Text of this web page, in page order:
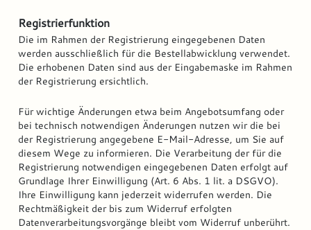
Registrierfunktion
Die im Rahmen der Registrierung eingegebenen Daten
werden ausschließlich für die Bestellabwicklung verwendet.
Die erhobenen Daten sind aus der Eingabemaske im Rahmen
der Registrierung ersichtlich.
Für wichtige Änderungen etwa beim Angebotsumfang oder
bei technisch notwendigen Änderungen nutzen wir die bei
der Registrierung angegebene E-Mail-Adresse, um Sie auf
diesem Wege zu informieren. Die Verarbeitung der für die
Registrierung notwendigen eingegebenen Daten erfolgt auf
Grundlage Ihrer Einwilligung (Art. 6 Abs. 1 lit. a DSGVO).
Ihre Einwilligung kann jederzeit widerrufen werden. Die
Rechtmäßigkeit der bis zum Widerruf erfolgten
Datenverarbeitungsvorgänge bleibt vom Widerruf unberührt.